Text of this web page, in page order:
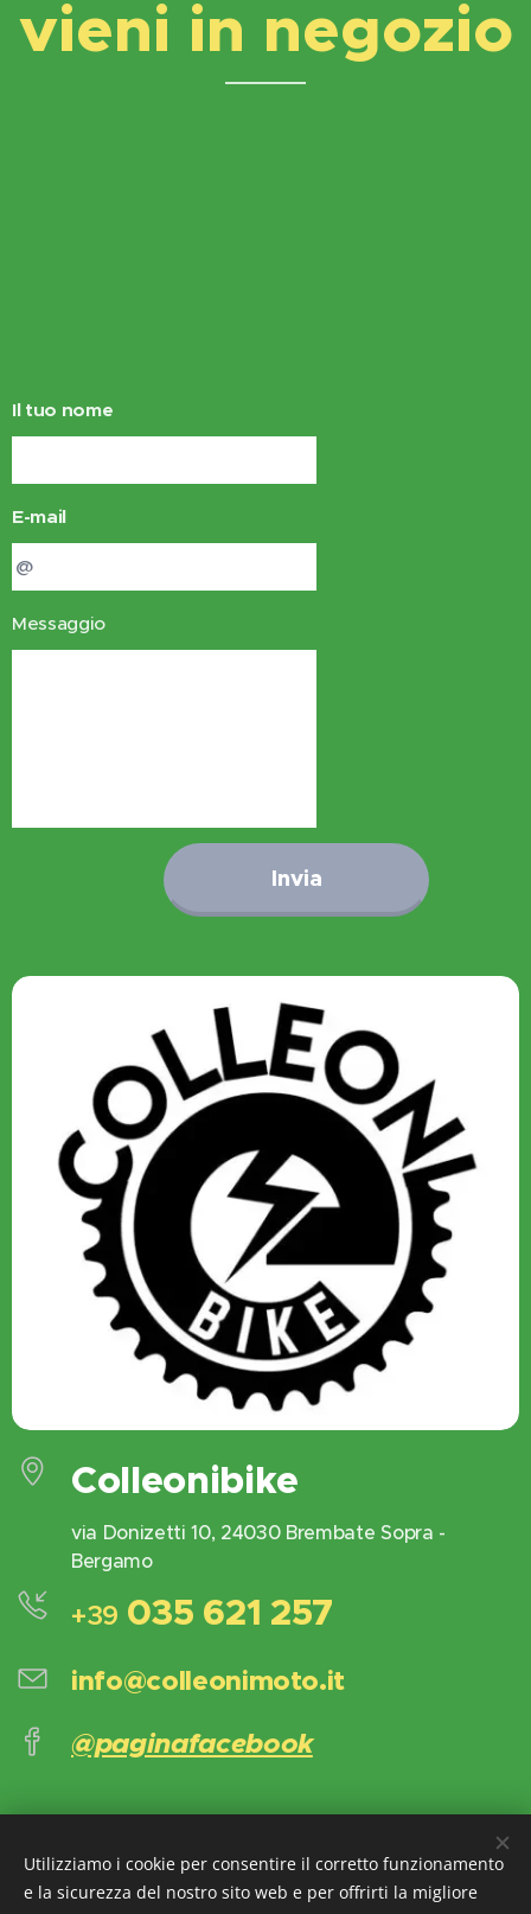
vieni in negozio
Il tuo nome
E-mail
Messaggio
Invia
Colleonibike
via Donizetti 10, 24030 Brembate Sopra -
Bergamo
+39 035 621 257
info@colleonimoto.it
@paginafacebook
Tutti i diritti riservati | Ace Motocicli 2024
Creato conWebnode Cookies
Utilizziamo i cookie per consentire il corretto funzionamento
e la sicurezza del nostro sito web e per offrirti la migliore